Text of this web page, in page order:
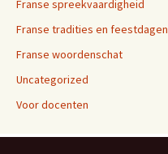
Franse spreekvaardigheid
Franse tradities en feestdagen
Franse woordenschat
Uncategorized
Voor docenten